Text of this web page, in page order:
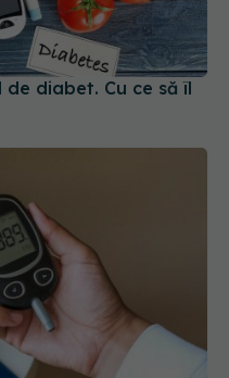
diabet. Cu ce să îl
sau diabetul. De